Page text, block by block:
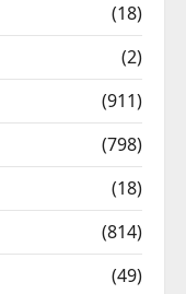
(18)
(2)
(911)
(798)
(18)
(814)
(49)